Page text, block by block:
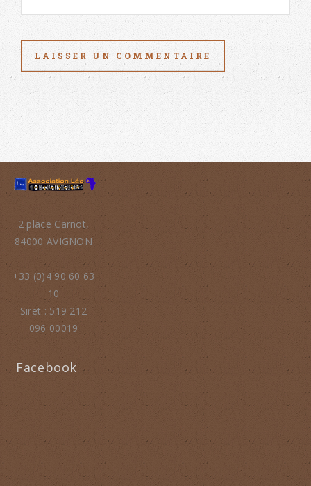
2 place Carnot,
84000 AVIGNON
+33 (0)4 90 60 63
10
Siret : 519 212
096 00019
Facebook